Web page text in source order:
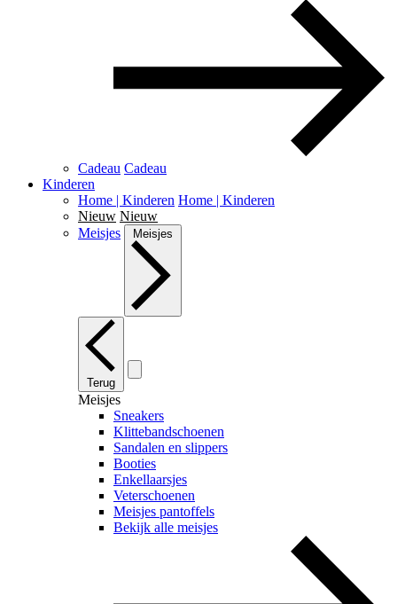
Cadeau Cadeau
Kinderen
Home | Kinderen Home | Kinderen
Nieuw Nieuw
Meisjes
Meisjes
Terug
Meisjes
Sneakers
Klittebandschoenen
Sandalen en slippers
Booties
Enkellaarsjes
Veterschoenen
Meisjes pantoffels
Bekijk alle meisjes